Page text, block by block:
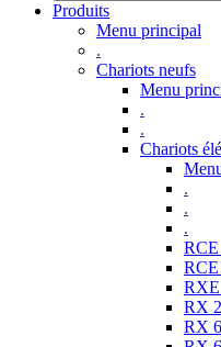
Produits
Menu principal
.
Chariots neufs
Menu
.
.
Chariots
.
.
.
RXE
RX
RX